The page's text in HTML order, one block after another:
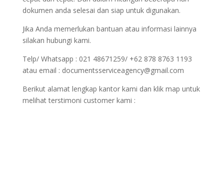
dokumen anda selesai dan siap untuk digunakan.
Jika Anda memerlukan bantuan atau informasi lainnya
silakan hubungi kami.
Telp/ Whatsapp : 021 48671259/ +62 878 8763 1193
atau email : documentsserviceagency@gmail.com
Berikut alamat lengkap kantor kami dan klik map untuk
melihat terstimoni customer kami :